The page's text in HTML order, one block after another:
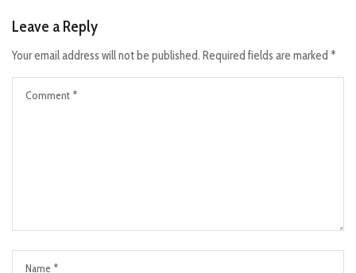
Leave a Reply
Your email address will not be published. Required fields are marked *